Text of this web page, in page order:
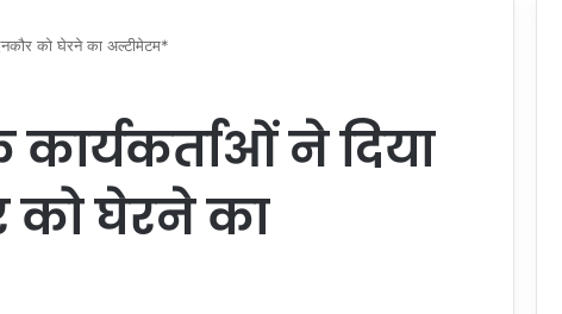
को घेरने का अल्टीमेटम*
ने दिया
को घेरने का